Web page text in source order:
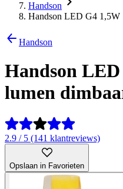
Handson
Handson LED G4 1,5W
Handson
Handson
lumen
2.9 / 5 (141 klantreviews)
Opslaan in Favorieten